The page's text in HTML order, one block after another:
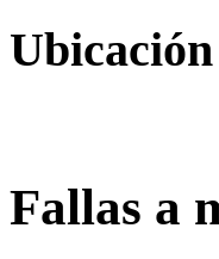
Fallas a